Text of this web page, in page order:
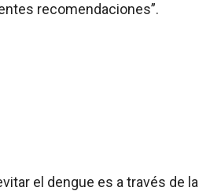
recomendaciones”.
el dengue es a través de la